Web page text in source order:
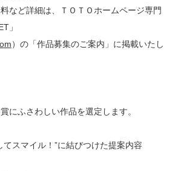
など詳細は、ＴＯＴＯホームページ専門
」
）の「作品募集のご案内」に掲載いたし
にふさわしい作品を選定します。
てスマイル！”に結びつけた提案内容